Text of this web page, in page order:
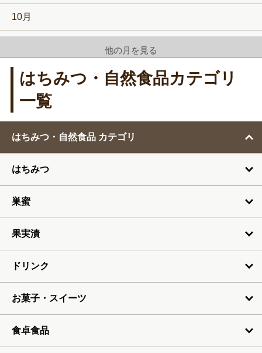
10月
12月
2月
4月
5月
6月
他の月を見る
はちみつ・自然食品カテゴリ
一覧
はちみつ・自然食品 カテゴリ
はちみつ
巣蜜
果実漬
ドリンク
お菓子・スイーツ
食卓食品